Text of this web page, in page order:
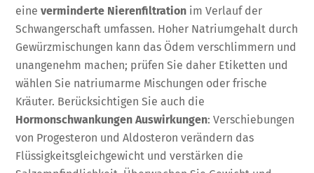
eineverminderte Nierenfiltration im Verlauf der
Schwangerschaft umfassen. Hoher Natriumgehalt durch
Gewürzmischungen kann das Ödem verschlimmern und
unangenehm machen; prüfen Sie daher Etiketten und
wählen Sie natriumarme Mischungen oder frische
Kräuter. Berücksichtigen Sie auch die
Hormonschwankungen Auswirkungen: Verschiebungen
von Progesteron und Aldosteron verändern das
Flüssigkeitsgleichgewicht und verstärken die